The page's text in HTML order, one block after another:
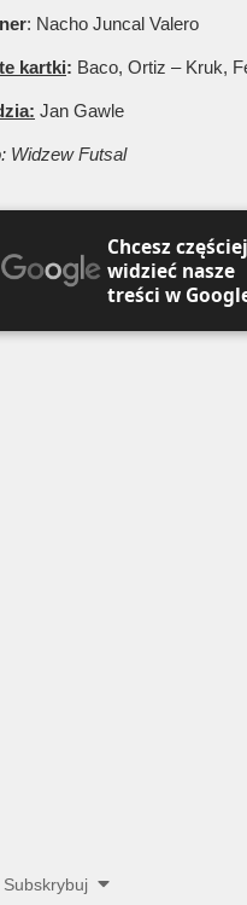
: Nacho Juncal Valero
kartki: Baco, Ortiz – Kruk,
Jan Gawle
Widzew Futsal
Chcesz częściej
widzieć nasze
treści w
Subskrybuj